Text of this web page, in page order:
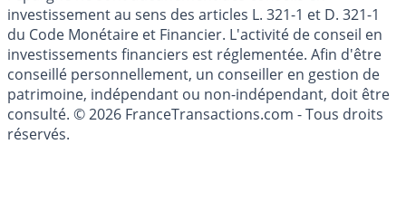
Les articles et commentaires publiés sur le guide de
l'épargne ne sont aucunement des conseils en
investissement au sens des articles L. 321-1 et D. 321-1
du Code Monétaire et Financier. L'activité de conseil en
investissements financiers est réglementée. Afin d'être
conseillé personnellement, un conseiller en gestion de
patrimoine, indépendant ou non-indépendant, doit être